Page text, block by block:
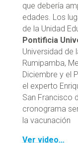
que debería
edades. Los
de la Unidad
Pontificia
Universidad de
Rumipamba,
Diciembre y el
el experto
San Francisco
cronograma
la vacunación
Ver video…